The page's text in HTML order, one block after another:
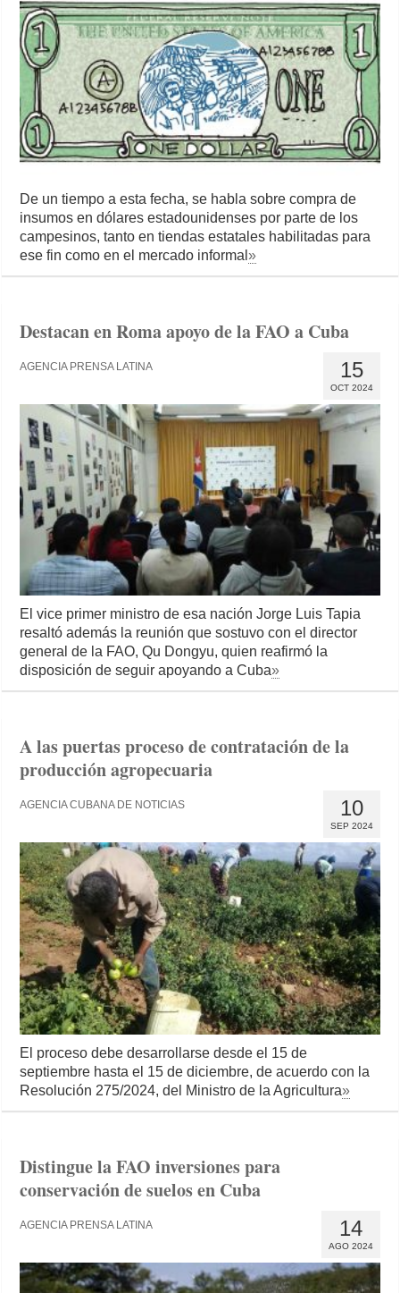
De un tiempo a esta fecha, se habla sobre compra de
insumos en dólares estadounidenses por parte de los
campesinos, tanto en tiendas estatales habilitadas para
ese fin como en el mercado informal»
Destacan en Roma apoyo de la FAO a Cuba
15
OCT 2024
AGENCIA PRENSA LATINA
El vice primer ministro de esa nación Jorge Luis Tapia
resaltó además la reunión que sostuvo con el director
general de la FAO, Qu Dongyu, quien reafirmó la
disposición de seguir apoyando a Cuba»
A las puertas proceso de contratación de la
producción agropecuaria
10
SEP 2024
AGENCIA CUBANA DE NOTICIAS
El proceso debe desarrollarse desde el 15 de
septiembre hasta el 15 de diciembre, de acuerdo con la
Resolución 275/2024, del Ministro de la Agricultura»
Distingue la FAO inversiones para
conservación de suelos en Cuba
14
AGO 2024
AGENCIA PRENSA LATINA